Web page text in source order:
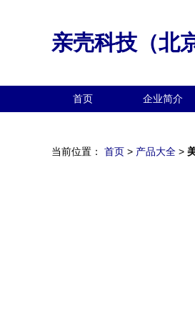
亲壳科技（北
首页 企业简介
当前位置： 首页 > 产品大全 >